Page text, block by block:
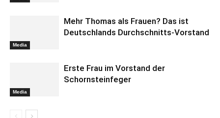
Media
Mehr Thomas als Frauen? Das ist
Deutschlands Durchschnitts-Vorstand
Media
Erste Frau im Vorstand der
Schornsteinfeger